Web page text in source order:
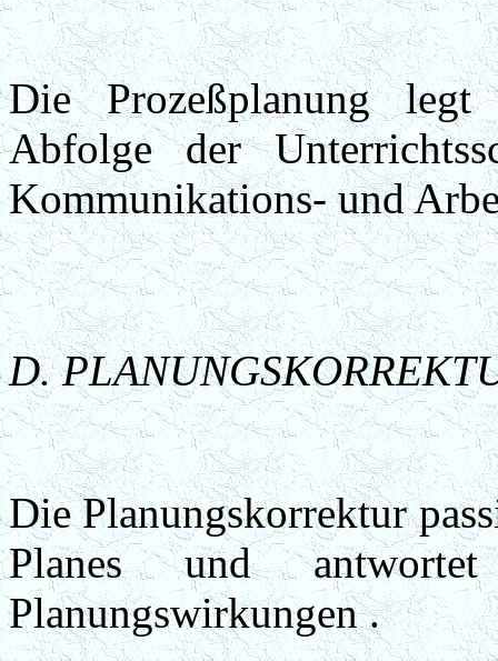
Die Prozeßplanung
Abfolge der
Kommunikations- und
D.
Die Planungskorrektur
Planes und
Planungswirkungen .